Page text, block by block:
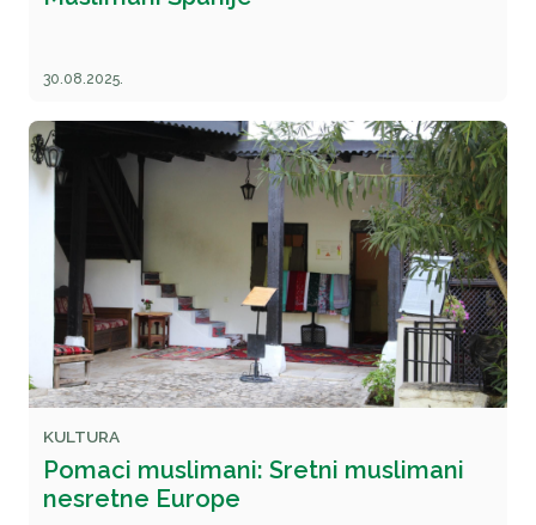
30.08.2025.
KULTURA
Pomaci muslimani: Sretni muslimani
nesretne Europe